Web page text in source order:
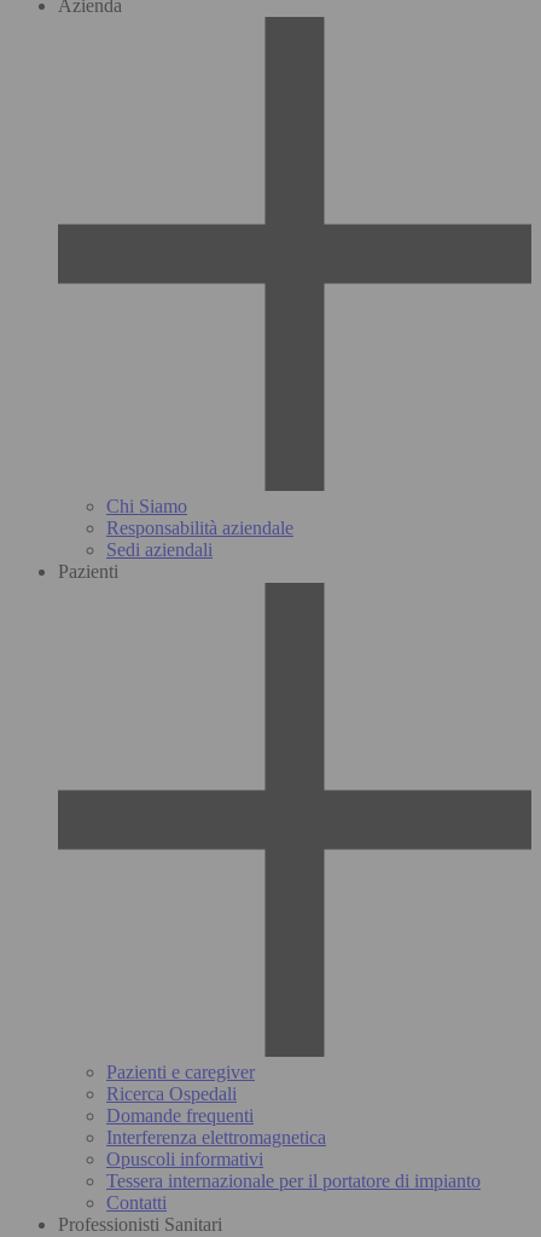
Azienda
Chi Siamo
Responsabilità aziendale
Sedi aziendali
Pazienti
Pazienti e caregiver
Ricerca Ospedali
Domande frequenti
Interferenza elettromagnetica
Opuscoli informativi
Tessera internazionale per il portatore di impianto
Contatti
Professionisti Sanitari